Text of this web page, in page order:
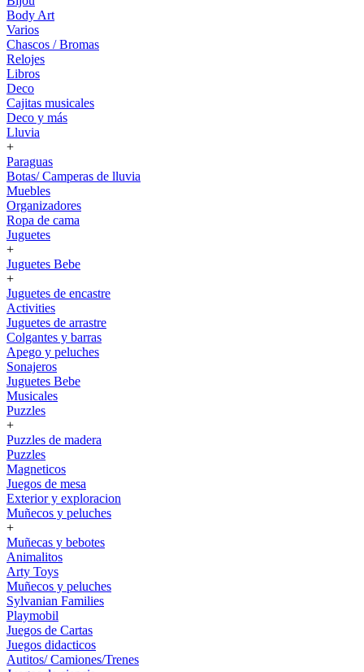
Body Art
Varios
Chascos / Bromas
Relojes
Libros
Deco
Cajitas musicales
Deco y más
Lluvia
+
Paraguas
Botas/ Camperas de lluvia
Muebles
Organizadores
Ropa de cama
Juguetes
+
Juguetes Bebe
+
Juguetes de encastre
Activities
Juguetes de arrastre
Colgantes y barras
Apego y peluches
Sonajeros
Juguetes Bebe
Musicales
Puzzles
+
Puzzles de madera
Puzzles
Magneticos
Juegos de mesa
Exterior y exploracion
Muñecos y peluches
+
Muñecas y bebotes
Animalitos
Arty Toys
Muñecos y peluches
Sylvanian Families
Playmobil
Juegos de Cartas
Juegos didacticos
Autitos/ Camiones/Trenes